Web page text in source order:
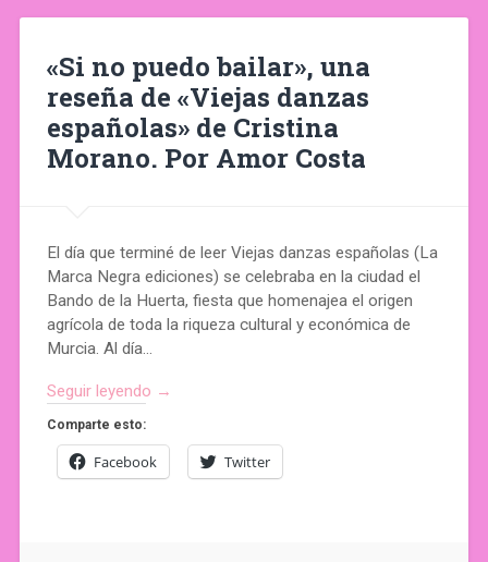
«Si no puedo bailar», una
reseña de «Viejas danzas
españolas» de Cristina
Morano. Por Amor Costa
El día que terminé de leer Viejas danzas españolas (La
Marca Negra ediciones) se celebraba en la ciudad el
Bando de la Huerta, fiesta que homenajea el origen
agrícola de toda la riqueza cultural y económica de
Murcia. Al día…
Seguir leyendo →
Comparte esto:
Facebook Twitter